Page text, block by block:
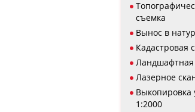
съемка
Вынос в
Кадастровая
Ландшафтная
Лазерное
Выкопировка
1:2000